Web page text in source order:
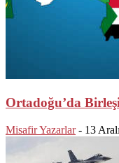
Ortadoğu’da
Misafir Yazarlar - 13